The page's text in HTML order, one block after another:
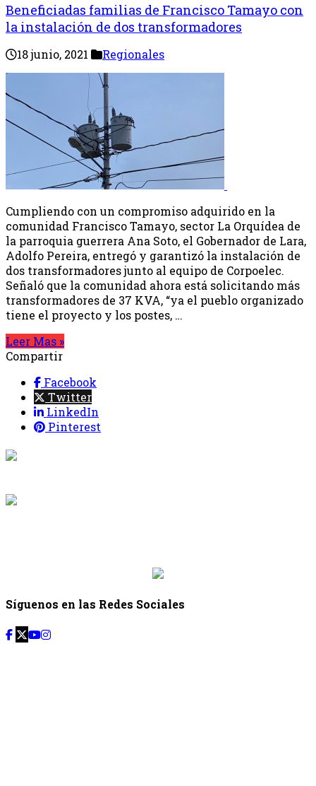
Beneficiadas familias de Francisco Tamayo con
la instalación de dos transformadores
18 junio, 2021 Regionales
Cumpliendo con un compromiso adquirido en la
comunidad Francisco Tamayo, sector La Orquídea de
la parroquia guerrera Ana Soto, el Gobernador de Lara,
Adolfo Pereira, entregó y garantizó la instalación de
dos transformadores junto al equipo de Corpoelec.
Señaló que la comunidad ahora está solicitando más
transformadores de 37 KVA, “ya el pueblo organizado
tiene el proyecto y los postes, …
Leer Mas »
Compartir
Facebook
Twitter
LinkedIn
Pinterest
Síguenos en las Redes Sociales